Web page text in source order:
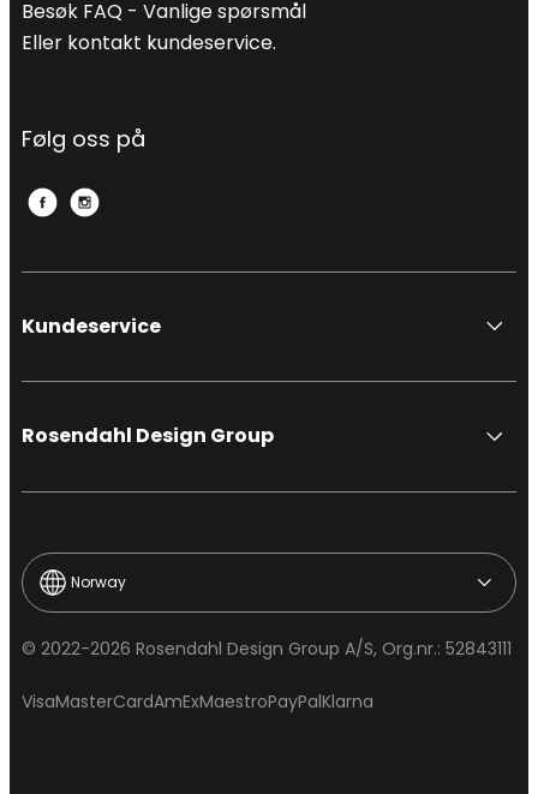
Besøk FAQ - Vanlige spørsmål
Eller kontakt kundeservice.
Følg oss på
Kundeservice
Rosendahl Design Group
© 2022-2026 Rosendahl Design Group A/S, Org.nr.: 52843111
VisaMasterCardAmExMaestroPayPalKlarna
Norway